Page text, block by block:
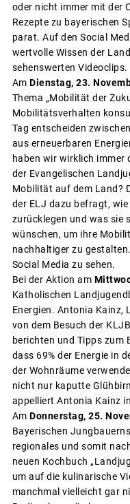
oder nicht immer mit der
Rezepte zu bayerischen
parat. Auf den Social
wertvolle Wissen der
sehenswerten Videoclips.
Am Dienstag, 23.
Thema „Mobilität der
Mobilitätsverhalten
Tag entscheiden
aus erneuerbaren
haben wir wirklich immer
der Evangelischen
Mobilität auf dem Land?
der ELJ dazu befragt,
zurücklegen und was sie
wünschen, um ihre
nachhaltiger zu
Social Media zu sehen.
Bei der Aktion am
Katholischen
Energien. Antonia Kainz,
von dem Besuch der
berichten und Tipps zum
dass 69% der Energie in
der Wohnräume
nicht nur kaputte
appelliert Antonia Kainz
Am Donnerstag, 25.
Bayerischen
regionales und somit
neuen Kochbuch
um auf die kulinarische
manchmal vielleicht gar